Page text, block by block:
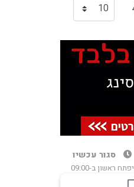
סגור עכשיו
יפתח ראשון ב-09:00